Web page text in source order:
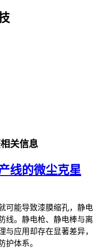
关信息
线的微尘克星
可能导致漆膜缩孔，静电
线。静电枪、静电棒与离
与应用却存在显著差异，
护体系。